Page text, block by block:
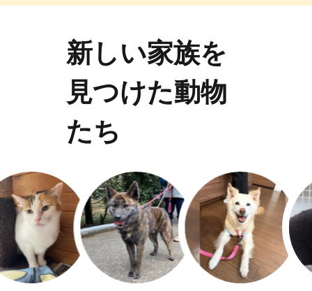
新しい家族を
見つけた動物
たち